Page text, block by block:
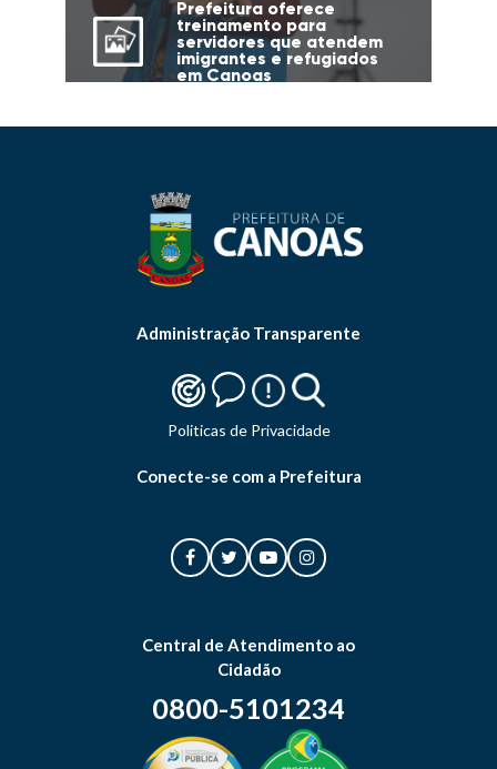
Prefeitura oferece
treinamento para
servidores que atendem
imigrantes e refugiados
em Canoas
Administração Transparente
Politicas de Privacidade
Conecte-se com a Prefeitura
Central de Atendimento ao
Cidadão
0800-5101234